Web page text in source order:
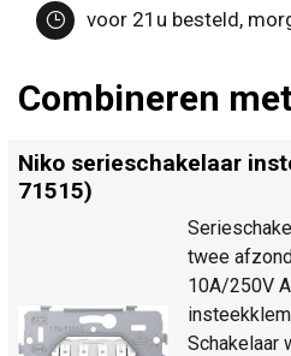
voor 21u besteld,
Combineren
Niko serieschakelaar
71515)
twee
10A/250V
Schakelaar